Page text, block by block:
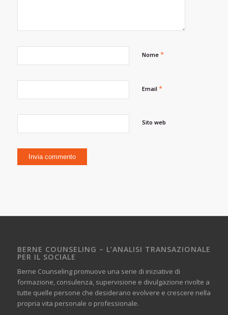
Nome *
Email *
Sito web
BERNE COUNSELING – L’ANALISI TRANSAZIONALE
PER IL SOCIALE
Berne Counseling promuove una serie di iniziative di
formazione, consulenza, supervisione e divulgazione rivolte a
tutte quelle persone che desiderano evolvere e crescere nella
propria vita personale o professionale.